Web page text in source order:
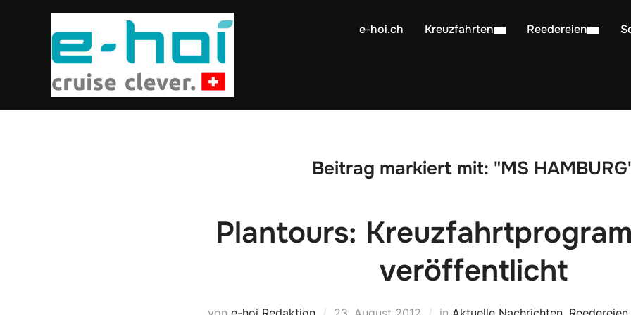
e-hoi.ch Kreuzfahrten Reedereien
Beitrag markiert mit: "MS
Plantours:
veröffentlicht